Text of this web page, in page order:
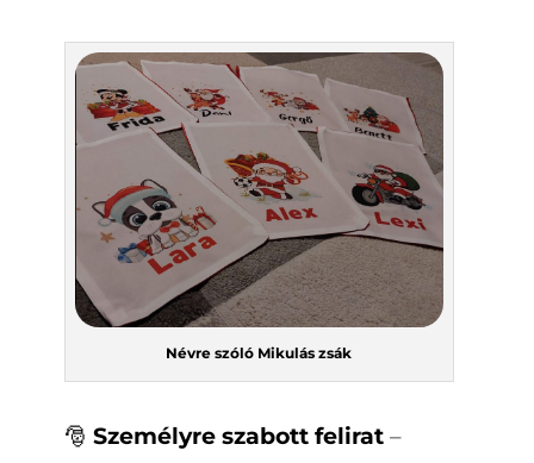
Névre szóló Mikulás zsák
🎅 Személyre szabott felirat–